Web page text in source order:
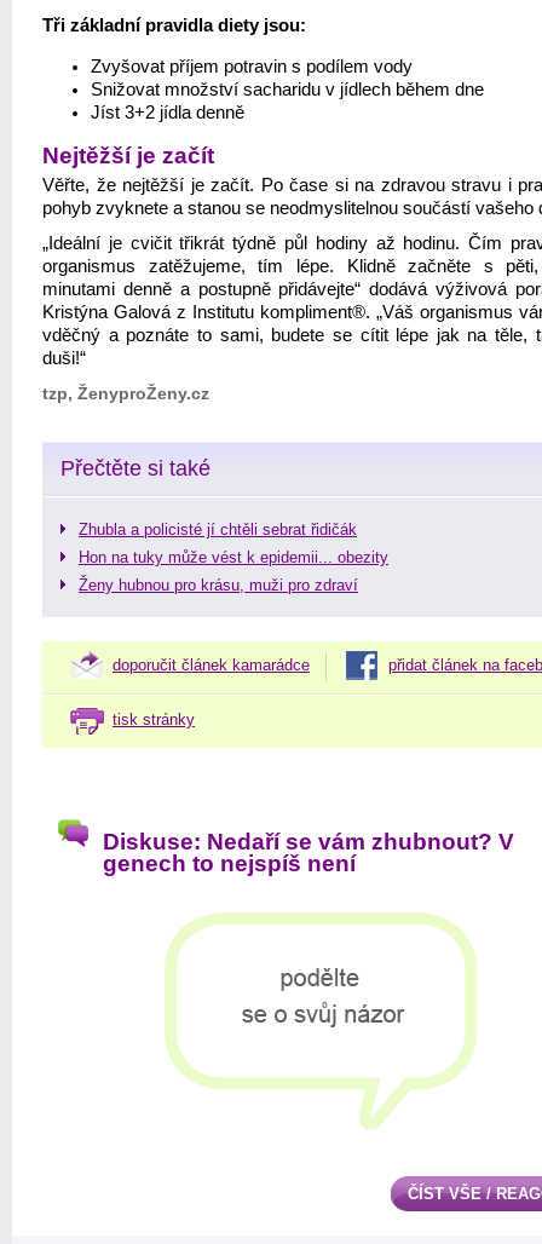
Tři základní pravidla diety jsou:
Zvyšovat příjem potravin s podílem vody
Snižovat množství sacharidu v jídlech během dne
Jíst 3+2 jídla denně
Nejtěžší je začít
Věřte, že nejtěžší je začít. Po čase si na zdravou stravu i
pohyb zvyknete a stanou se neodmyslitelnou součástí vašeho
„Ideální je cvičit třikrát týdně půl hodiny až hodinu. Čím
organismus zatěžujeme, tím lépe. Klidně začněte s
minutami denně a postupně přidávejte“ dodává výživová
Kristýna Galová z Institutu kompliment®. „Váš organismus
vděčný a poznáte to sami, budete se cítit lépe jak na těle,
duši!“
tzp, ŽenyproŽeny.cz
Přečtěte si také
Zhubla a policisté jí chtěli sebrat řidičák
Hon na tuky může vést k epidemii... obezity
Ženy hubnou pro krásu, muži pro zdraví
doporučit článek kamarádce přidat článek na
tisk stránky
Diskuse: Nedaří se vám zhubnout? V
genech to nejspíš není
ČÍST VŠE /